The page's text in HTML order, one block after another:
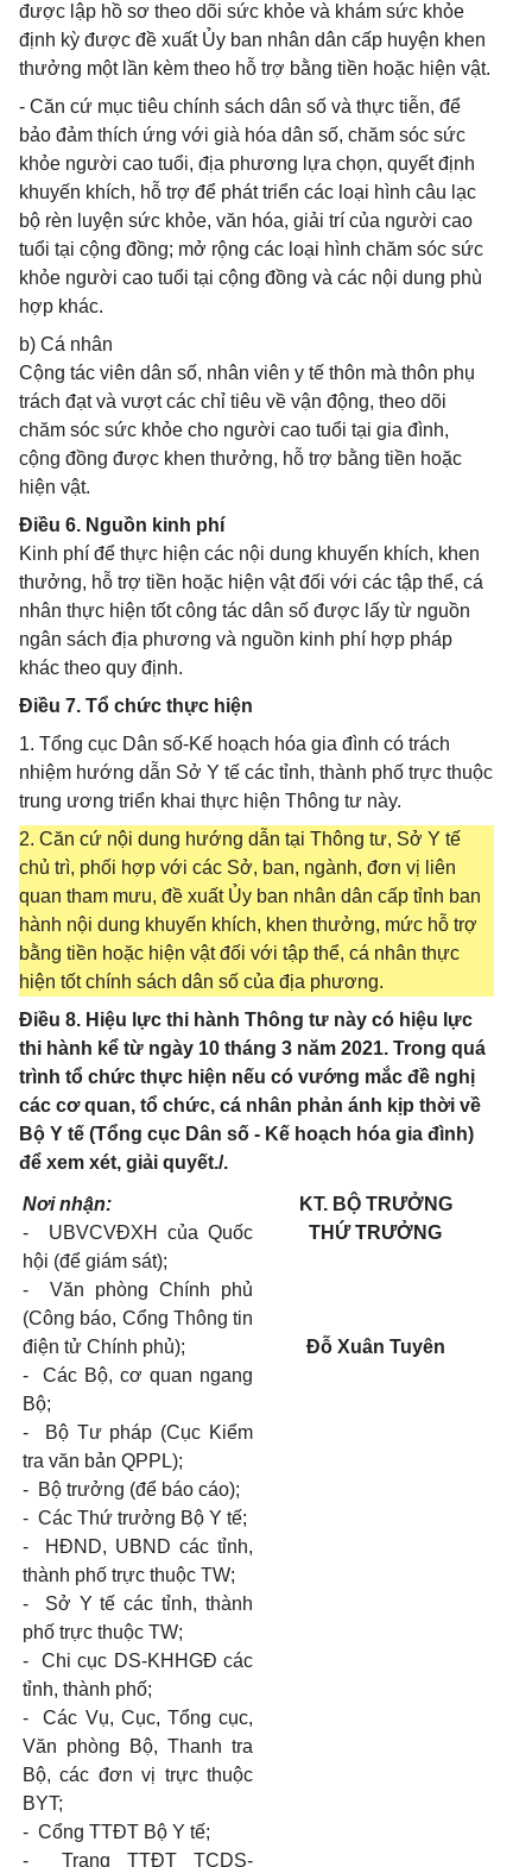
được lập hồ sơ theo dõi sức khỏe và khám sức khỏe
định kỳ được đề xuất Ủy ban nhân dân cấp huyện khen
thưởng một lần kèm theo hỗ trợ bằng tiền hoặc hiện vật.
- Căn cứ mục tiêu chính sách dân số và thực tiễn, để
bảo đảm thích ứng với già hóa dân số, chăm sóc sức
khỏe người cao tuổi, địa phương lựa chọn, quyết định
khuyến khích, hỗ trợ để phát triển các loại hình câu lạc
bộ rèn luyện sức khỏe, văn hóa, giải trí của người cao
tuổi tại cộng đồng; mở rộng các loại hình chăm sóc sức
khỏe người cao tuổi tại cộng đồng và các nội dung phù
hợp khác.
b) Cá nhân
Cộng tác viên dân số, nhân viên y tế thôn mà thôn phụ
trách đạt và vượt các chỉ tiêu về vận động, theo dõi
chăm sóc sức khỏe cho người cao tuổi tại gia đình,
cộng đồng được khen thưởng, hỗ trợ bằng tiền hoặc
hiện vật.
Điều 6. Nguồn kinh phí
Kinh phí để thực hiện các nội dung khuyến khích, khen
thưởng, hỗ trợ tiền hoặc hiện vật đối với các tập thể, cá
nhân thực hiện tốt công tác dân số được lấy từ nguồn
ngân sách địa phương và nguồn kinh phí hợp pháp
khác theo quy định.
Điều 7. Tổ chức thực hiện
1. Tổng cục Dân số-Kế hoạch hóa gia đình có trách
nhiệm hướng dẫn Sở Y tế các tỉnh, thành phố trực thuộc
trung ương triển khai thực hiện Thông tư này.
2. Căn cứ nội dung hướng dẫn tại Thông tư, Sở Y tế
chủ trì, phối hợp với các Sở, ban, ngành, đơn vị liên
quan tham mưu, đề xuất Ủy ban nhân dân cấp tỉnh ban
hành nội dung khuyến khích, khen thưởng, mức hỗ trợ
bằng tiền hoặc hiện vật đối với tập thể, cá nhân thực
hiện tốt chính sách dân số của địa phương.
Điều 8. Hiệu lực thi hành Thông tư này có hiệu lực
thi hành kể từ ngày 10 tháng 3 năm 2021. Trong quá
trình tổ chức thực hiện nếu có vướng mắc đề nghị
các cơ quan, tổ chức, cá nhân phản ánh kịp thời về
Bộ Y tế (Tổng cục Dân số - Kế hoạch hóa gia đình)
để xem xét, giải quyết./.
Nơi nhận:
- UBVCVĐXH của Quốc
hội (để giám sát);
- Văn phòng Chính phủ
(Công báo, Cổng Thông tin
điện tử Chính phủ);
- Các Bộ, cơ quan ngang
Bộ;
- Bộ Tư pháp (Cục Kiểm
tra văn bản QPPL);
- Bộ trưởng (để báo cáo);
- Các Thứ trưởng Bộ Y tế;
- HĐND, UBND các tỉnh,
thành phố trực thuộc TW;
- Sở Y tế các tỉnh, thành
phố trực thuộc TW;
- Chi cục DS-KHHGĐ các
tỉnh, thành phố;
- Các Vụ, Cục, Tổng cục,
Văn phòng Bộ, Thanh tra
Bộ, các đơn vị trực thuộc
BYT;
- Cổng TTĐT Bộ Y tế;
- Trang TTĐT TCDS-
KT. BỘ TRƯỞNG
THỨ TRƯỞNG
Đỗ Xuân Tuyên